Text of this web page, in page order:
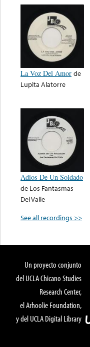
La Voz Del Amor de
Lupita Alatorre
Adios De Un Soldado
de Los Fantasmas
Del Valle
See all recordings >>
Un proyecto conjunto
del UCLA Chicano Studies
Research Center,
el Arhoolie Foundation,
y del UCLA Digital Library